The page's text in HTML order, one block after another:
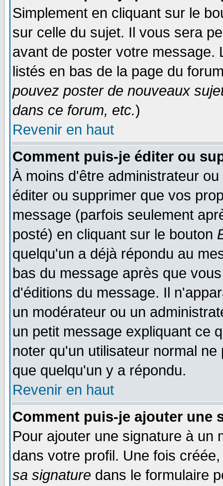
Simplement en cliquant sur le
sur celle du sujet. Il vous sera
avant de poster votre
listés en bas de la page du
pouvez poster de nouveaux
dans ce forum, etc.)
Revenir en haut
Comment puis-je éditer ou
À moins d'être administrateur
éditer ou supprimer que vos
message (parfois seulement
posté) en cliquant sur le bouton
quelqu'un a déjà répondu au
bas du message après que
d'éditions du message. Il
un modérateur ou un
un petit message expliquant ce
noter qu'un utilisateur normal
que quelqu'un y a répondu.
Revenir en haut
Comment puis-je ajouter une
Pour ajouter une signature à un
dans votre profil. Une fois
sa signature dans le formulaire